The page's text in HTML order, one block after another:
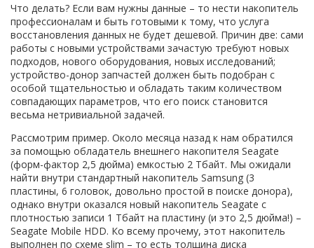
Что делать? Если вам нужны данные – то нести накопитель
профессионалам и быть готовыми к тому, что услуга
восстановления данных не будет дешевой. Причин две: сами
работы с новыми устройствами зачастую требуют новых
подходов, нового оборудования, новых исследований;
устройство-донор запчастей должен быть подобран с
особой тщательностью и обладать таким количеством
совпадающих параметров, что его поиск становится
весьма нетривиальной задачей.
Рассмотрим пример. Около месяца назад к нам обратился
за помощью обладатель внешнего накопителя Seagate
(форм-фактор 2,5 дюйма) емкостью 2 Тбайт. Мы ожидали
найти внутри стандартный накопитель Samsung (3
пластины, 6 головок, довольно простой в поиске донора),
однако внутри оказался новый накопитель Seagate с
плотностью записи 1 Тбайт на пластину (и это 2,5 дюйма!) –
Seagate Mobile HDD. Ко всему прочему, этот накопитель
выполнен по схеме slim – то есть толщина диска